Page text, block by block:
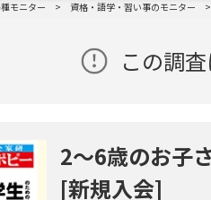
モニター 資格・語学・習い事のモニター
この調
2～6歳のお子
[新規入会]